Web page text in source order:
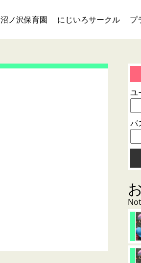
沼ノ沢保育園 にじいろサークル プ
ユ
パ